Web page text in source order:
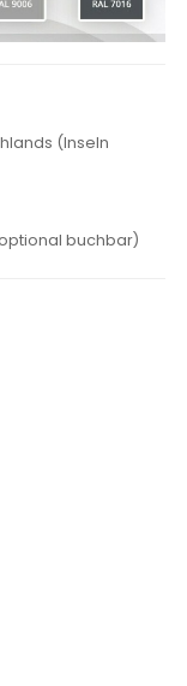
(Inseln
buchbar)